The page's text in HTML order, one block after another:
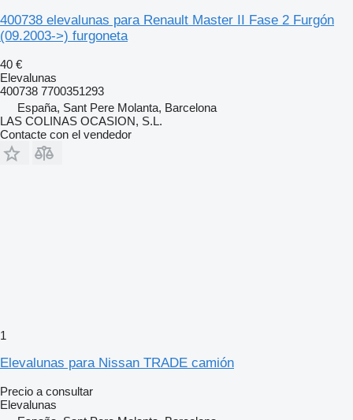
400738 elevalunas para Renault Master II Fase 2 Furgón
(09.2003->) furgoneta
40 €
Elevalunas
400738 7700351293
España, Sant Pere Molanta, Barcelona
LAS COLINAS OCASION, S.L.
Contacte con el vendedor
1
Elevalunas para Nissan TRADE camión
Precio a consultar
Elevalunas